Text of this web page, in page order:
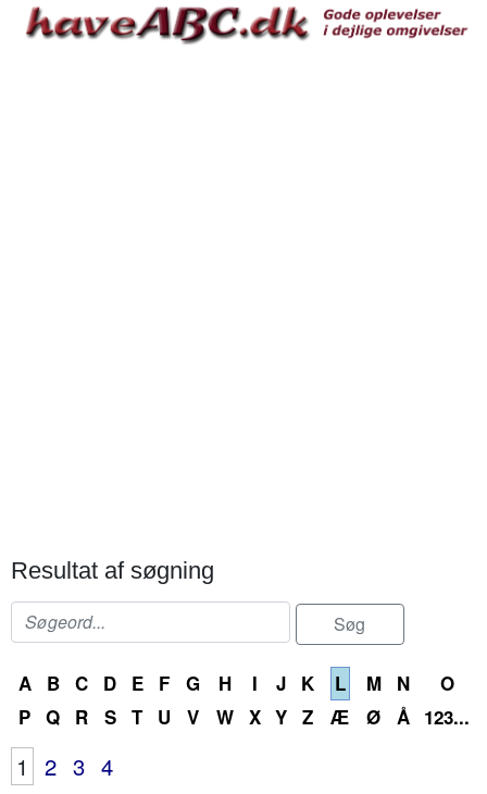
Resultat af søgning
A B C D E F G H I J K L M N
O
P Q R S T U V W X Y Z Æ Ø Å 123...
1 2 3 4